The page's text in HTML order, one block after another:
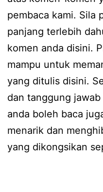
pembaca kami. Sila
panjang terlebih
komen anda disini.
mampu untuk
yang ditulis disini.
dan tanggung
anda boleh baca
menarik dan
yang dikongsikan